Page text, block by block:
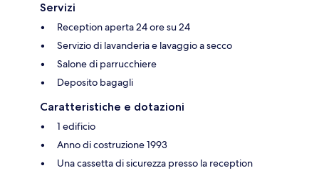
Servizi
Reception aperta 24 ore su 24
Servizio di lavanderia e lavaggio a secco
Salone di parrucchiere
Deposito bagagli
Caratteristiche e dotazioni
1 edificio
Anno di costruzione 1993
Una cassetta di sicurezza presso la reception